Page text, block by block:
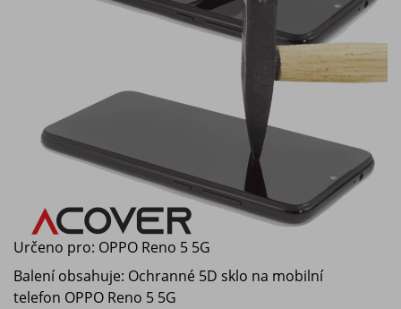
Určeno pro: OPPO Reno 5 5G
Balení obsahuje: Ochranné 5D sklo na mobilní
telefon OPPO Reno 5 5G